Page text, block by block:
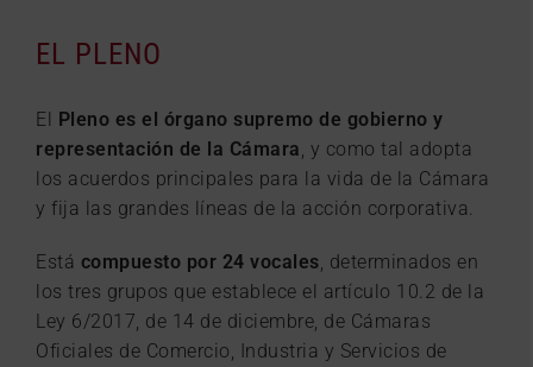
EL PLENO
El Pleno es el órgano supremo de gobierno y
representación de la Cámara , y como tal adopta
los acuerdos principales para la vida de la Cámara
y fija las grandes líneas de la acción corporativa.
Está compuesto por 24 vocales , determinados en
los tres grupos que establece el artículo 10.2 de la
Ley 6/2017, de 14 de diciembre, de Cámaras
Oficiales de Comercio, Industria y Servicios de